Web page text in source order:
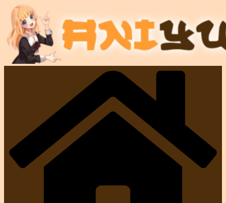
Salta
contenuto